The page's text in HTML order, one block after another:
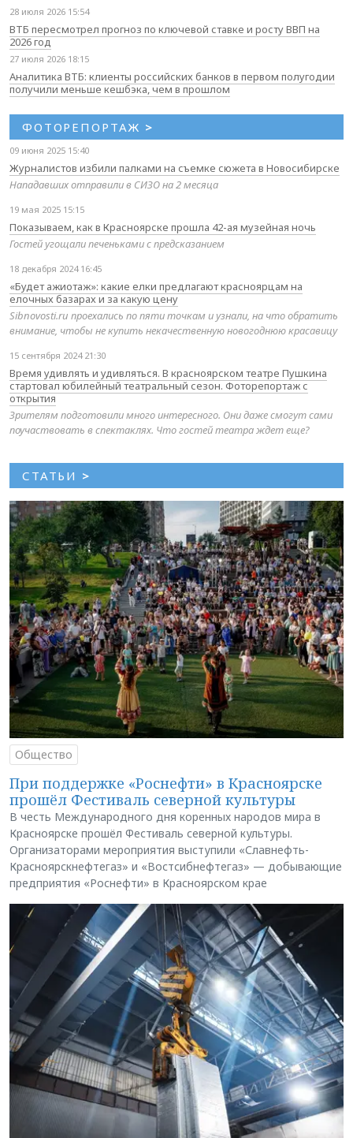
28 июля 2026 15:54
ВТБ пересмотрел прогноз по ключевой ставке и росту ВВП на
2026 год
27 июля 2026 18:15
Аналитика ВТБ: клиенты российских банков в первом полугодии
получили меньше кешбэка, чем в прошлом
ФОТОРЕПОРТАЖ >
09 июня 2025 15:40
Журналистов избили палками на съемке сюжета в Новосибирске
Нападавших отправили в СИЗО на 2 месяца
19 мая 2025 15:15
Показываем, как в Красноярске прошла 42-ая музейная ночь
Гостей угощали печеньками с предсказанием
18 декабря 2024 16:45
«Будет ажиотаж»: какие елки предлагают красноярцам на
елочных базарах и за какую цену
Sibnovosti.ru проехались по пяти точкам и узнали, на что обратить
внимание, чтобы не купить некачественную новогоднюю красавицу
15 сентября 2024 21:30
Время удивлять и удивляться. В красноярском театре Пушкина
стартовал юбилейный театральный сезон. Фоторепортаж с
открытия
Зрителям подготовили много интересного. Они даже смогут сами
поучаствовать в спектаклях. Что гостей театра ждет еще?
СТАТЬИ >
Общество
При поддержке «Роснефти» в Красноярске
прошёл Фестиваль северной культуры
В честь Международного дня коренных народов мира в
Красноярске прошёл Фестиваль северной культуры.
Организаторами мероприятия выступили «Славнефть-
Красноярскнефтегаз» и «Востсибнефтегаз» — добывающие
предприятия «Роснефти» в Красноярском крае